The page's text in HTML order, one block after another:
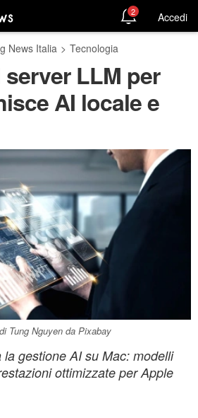
2 Accedi
News Italia > Tecnologia
LLM per
AI locale e
Tung Nguyen da Pixabay
gestione AI su Mac: modelli
ottimizzate per Apple